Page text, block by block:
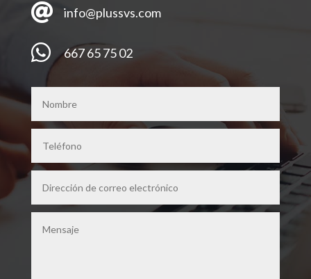
 info@plussvs.com
 667 65 75 02